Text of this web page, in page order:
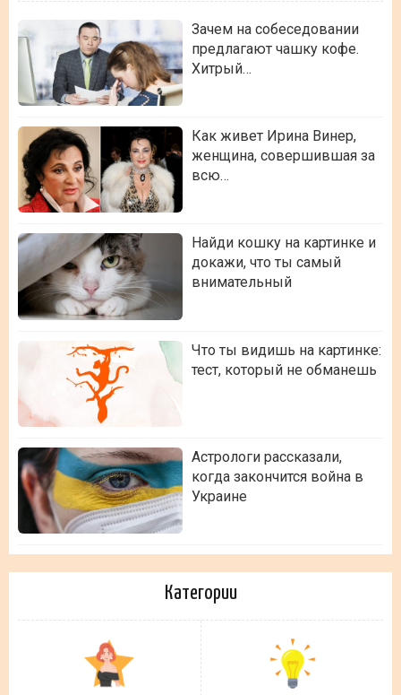
Зачем на собеседовании
предлагают чашку кофе.
Хитрый…
Как живет Ирина Винер,
женщина, совершившая за
всю…
Найди кошку на картинке и
докажи, что ты самый
внимательный
Что ты видишь на картинке:
тест, который не обманешь
Астрологи рассказали,
когда закончится война в
Украине
Категории